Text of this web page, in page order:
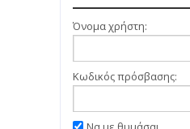
Όνομα χρήστη:
Κωδικός πρόσβασης: